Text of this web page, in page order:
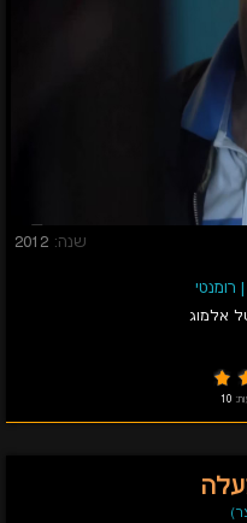
שנה: 2012
| רומנטי
אלמוג
10